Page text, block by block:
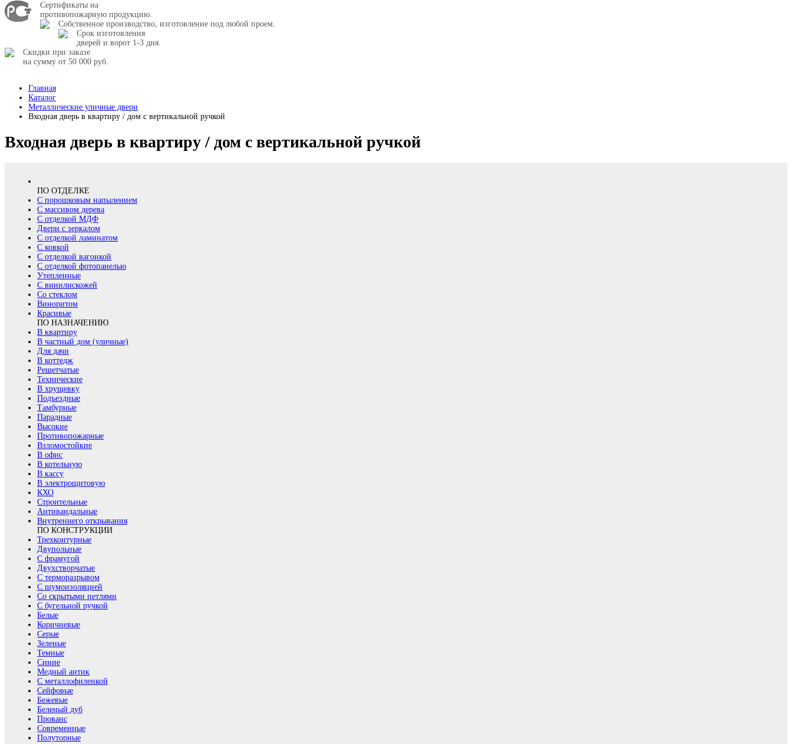
Сертификаты на
противопожарную продукцию.
Собственное производство, изготовление под любой проем.
Срок изготовления
дверей и ворот 1-3 дня.
Скидки при заказе
на сумму от 50 000 руб.
Главная
Каталог
Металлические уличные двери
Входная дверь в квартиру / дом с вертикальной ручкой
Входная дверь в квартиру / дом с вертикальной ручкой
ПО ОТДЕЛКЕ
С порошковым напылением
С массивом дерева
С отделкой МДФ
Двери с зеркалом
С отделкой ламинатом
С ковкой
С отделкой вагонкой
С отделкой фотопанелью
Утепленные
С винилискожей
Со стеклом
Виноритом
Красивые
ПО НАЗНАЧЕНИЮ
В квартиру
В частный дом (уличные)
Для дачи
В коттедж
Решетчатые
Технические
В хрущевку
Подъездные
Тамбурные
Парадные
Высокие
Противопожарные
Взломостойкие
В офис
В котельную
В кассу
В электрощитовую
КХО
Строительные
Антивандальные
Внутреннего открывания
ПО КОНСТРУКЦИИ
Трехконтурные
Двупольные
С фрамугой
Двухстворчатые
С терморазрывом
С шумоизоляцией
Со скрытыми петлями
С бугельной ручкой
Белые
Коричневые
Серые
Зеленые
Темные
Синие
Медный антик
С металлофиленкой
Сейфовые
Бежевые
Беленый дуб
Прованс
Современные
Полуторные